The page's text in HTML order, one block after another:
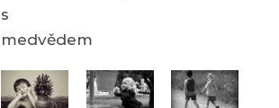
s
medvědem